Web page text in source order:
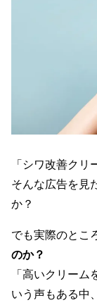
「シワ改善クリ
そんな広告を見
か？
でも実際のとこ
のか？
「高いクリー
いう声もある中、